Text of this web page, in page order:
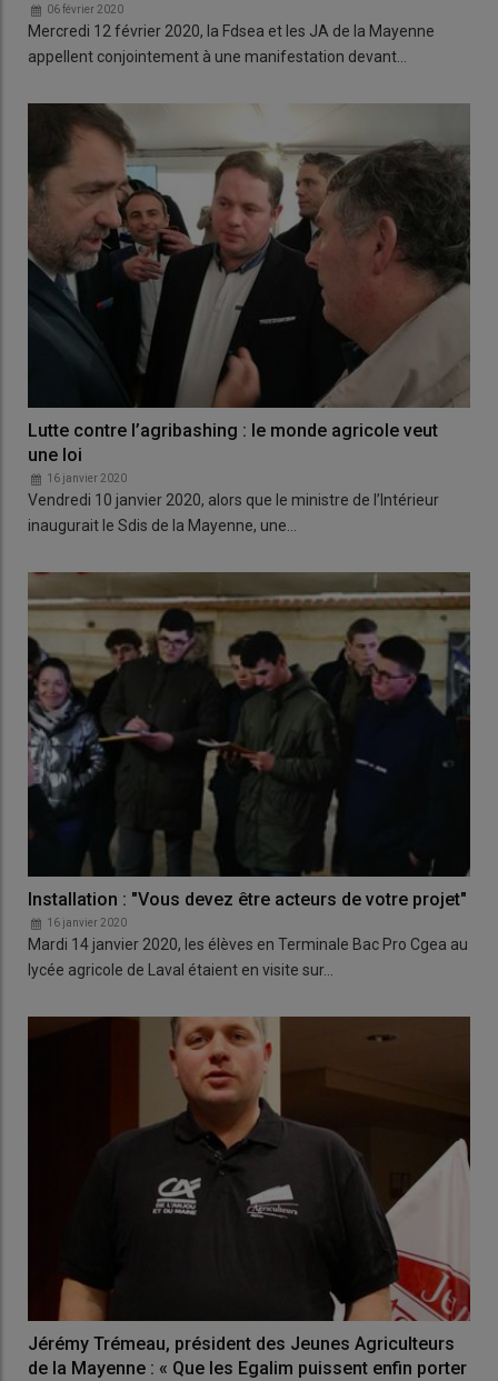
06 février 2020
Mercredi 12 février 2020, la Fdsea et les JA de la Mayenne
appellent conjointement à une manifestation devant…
Lutte contre l’agribashing : le monde agricole veut
une loi
16 janvier 2020
Vendredi 10 janvier 2020, alors que le ministre de l’Intérieur
inaugurait le Sdis de la Mayenne, une…
Installation : "Vous devez être acteurs de votre projet"
16 janvier 2020
Mardi 14 janvier 2020, les élèves en Terminale Bac Pro Cgea au
lycée agricole de Laval étaient en visite sur…
Jérémy Trémeau, président des Jeunes Agriculteurs
de la Mayenne : « Que les Egalim puissent enfin porter